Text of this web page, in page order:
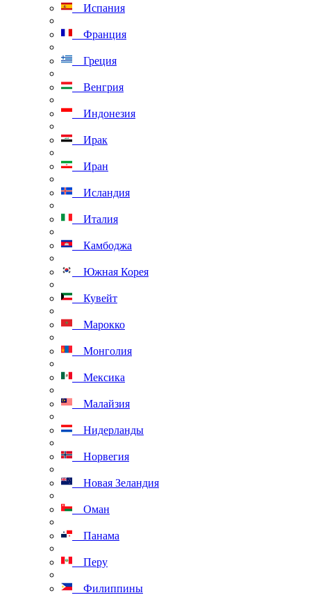
Испания
Франция
Греция
Венгрия
Индонезия
Ирак
Иран
Исландия
Италия
Камбоджа
Южная Корея
Кувейт
Марокко
Монголия
Мексика
Малайзия
Нидерланды
Норвегия
Новая Зеландия
Оман
Панама
Перу
Филиппины